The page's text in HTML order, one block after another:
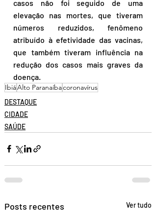
casos não foi seguido de uma
elevação nas mortes, que tiveram
números reduzidos, fenômeno
atribuído à efetividade das vacinas,
que também tiveram influência na
redução dos casos mais graves da
doença.
IbiáAlto Paranaíbacoronavírus
DESTAQUE
CIDADE
SAÚDE
Posts recentes Ver tudo